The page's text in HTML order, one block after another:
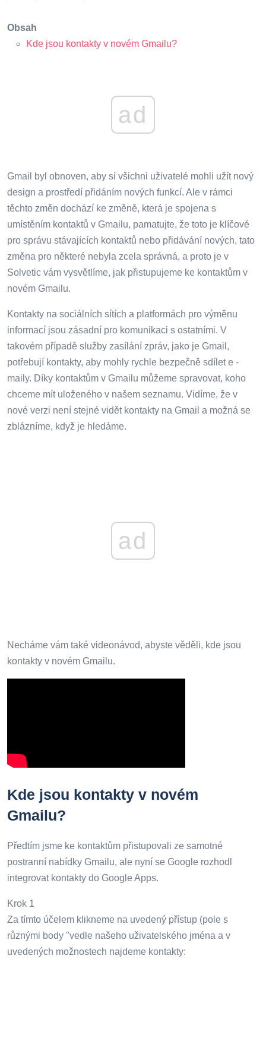
Obsah
Kde jsou kontakty v novém Gmailu?
ad
Gmail byl obnoven, aby si všichni uživatelé mohli užít nový
design a prostředí přidáním nových funkcí. Ale v rámci
těchto změn dochází ke změně, která je spojena s
umístěním kontaktů v Gmailu, pamatujte, že toto je klíčové
pro správu stávajících kontaktů nebo přidávání nových, tato
změna pro některé nebyla zcela správná, a proto je v
Solvetic vám vysvětlíme, jak přistupujeme ke kontaktům v
novém Gmailu.
Kontakty na sociálních sítích a platformách pro výměnu
informací jsou zásadní pro komunikaci s ostatními. V
takovém případě služby zasílání zpráv, jako je Gmail,
potřebují kontakty, aby mohly rychle bezpečně sdílet e -
maily. Díky kontaktům v Gmailu můžeme spravovat, koho
chceme mít uloženého v našem seznamu. Vidíme, že v
nové verzi není stejné vidět kontakty na Gmail a možná se
zblázníme, když je hledáme.
ad
Necháme vám také videonávod, abyste věděli, kde jsou
kontakty v novém Gmailu.
Kde jsou kontakty v novém
Gmailu?
Předtím jsme ke kontaktům přistupovali ze samotné
postranní nabídky Gmailu, ale nyní se Google rozhodl
integrovat kontakty do Google Apps.
Krok 1
Za tímto účelem klikneme na uvedený přístup (pole s
různými body "vedle našeho uživatelského jména a v
uvedených možnostech najdeme kontakty: